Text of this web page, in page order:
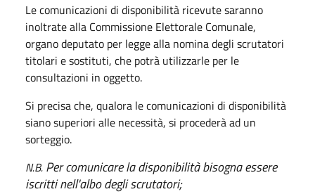
Le comunicazioni di disponibilità ricevute saranno
inoltrate alla Commissione Elettorale Comunale,
organo deputato per legge alla nomina degli scrutatori
titolari e sostituti, che potrà utilizzarle per le
consultazioni in oggetto.
Si precisa che, qualora le comunicazioni di disponibilità
siano superiori alle necessità, si procederà ad un
sorteggio.
N.B. Per comunicare la disponibilità bisogna essere
iscritti nell'albo degli scrutatori;